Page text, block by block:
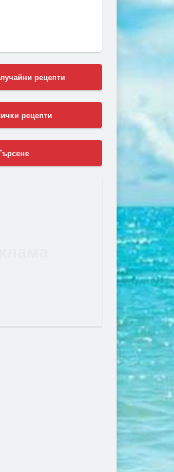
рецепти
рецепти